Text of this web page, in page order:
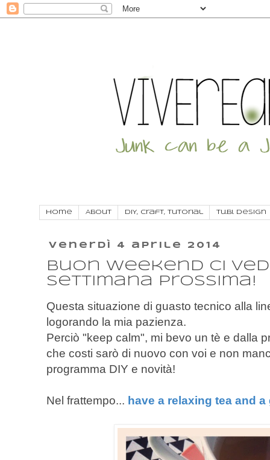
Home About DIY, craft, tutorial Tu.Bi. Design
venerdì 4 aprile 2014
Buon weekend ci
settimana prossima!
Questa situazione di guasto tecnico alla
logorando la mia pazienza.
Perciò "keep calm", mi bevo un tè e dalla
che costi sarò di nuovo con voi e non
programma DIY e novità!
Nel frattempo... have a relaxing tea and